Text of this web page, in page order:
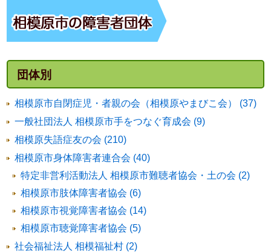
団体別
相模原市自閉症児・者親の会（相模原やまびこ会） (37)
一般社団法人 相模原市手をつなぐ育成会 (9)
相模原失語症友の会 (210)
相模原市身体障害者連合会 (40)
特定非営利活動法人 相模原市難聴者協会・土の会 (2)
相模原市肢体障害者協会 (6)
相模原市視覚障害者協会 (14)
相模原市聴覚障害者協会 (5)
社会福祉法人 相模福祉村 (2)